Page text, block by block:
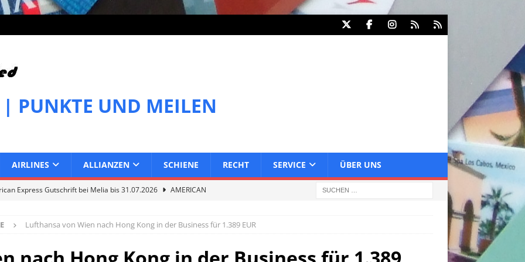
PUNKTE UND MEILEN
AIRLINES ALLIANZEN SCHIENE RECHT SERVICE ÜBER UNS
Express Gutschrift bei Melia bis 31.07.2026
AMERICAN
Express Gutschrift bei IHG bis 27.07.2026
AMERICAN
Lufthansa von Wien nach Hong Kong in der Business für 1.389 EUR